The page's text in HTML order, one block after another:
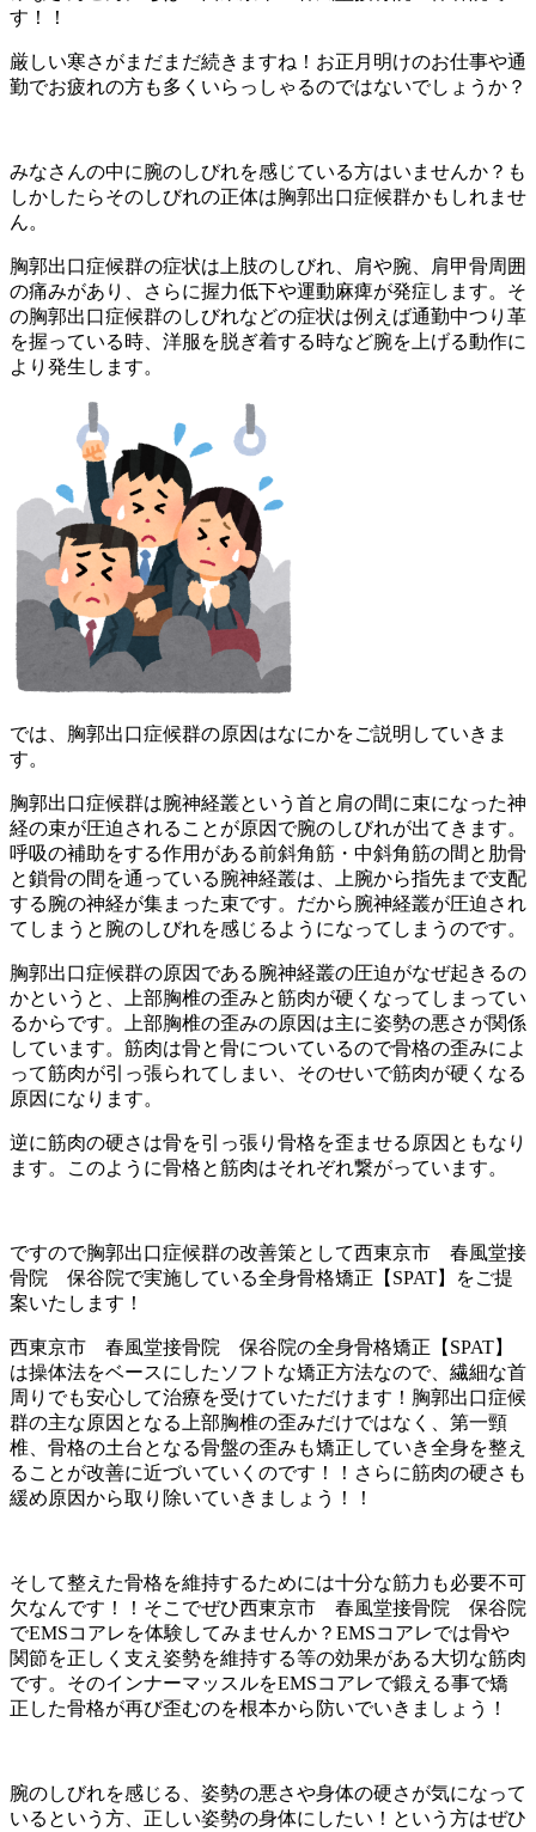
す！！
厳しい寒さがまだまだ続きますね！お正月明けのお仕事や通
勤でお疲れの方も多くいらっしゃるのではないでしょうか？
みなさんの中に腕のしびれを感じている方はいませんか？も
しかしたらそのしびれの正体は胸郭出口症候群かもしれませ
ん。
胸郭出口症候群の症状は上肢のしびれ、肩や腕、肩甲骨周囲
の痛みがあり、さらに握力低下や運動麻痺が発症します。そ
の胸郭出口症候群のしびれなどの症状は例えば通勤中つり革
を握っている時、洋服を脱ぎ着する時など腕を上げる動作に
より発生します。
では、胸郭出口症候群の原因はなにかをご説明していきま
す。
胸郭出口症候群は腕神経叢という首と肩の間に束になった神
経の束が圧迫されることが原因で腕のしびれが出てきます。
呼吸の補助をする作用がある前斜角筋・中斜角筋の間と肋骨
と鎖骨の間を通っている腕神経叢は、上腕から指先まで支配
する腕の神経が集まった束です。だから腕神経叢が圧迫され
てしまうと腕のしびれを感じるようになってしまうのです。
胸郭出口症候群の原因である腕神経叢の圧迫がなぜ起きるの
かというと、上部胸椎の歪みと筋肉が硬くなってしまってい
るからです。上部胸椎の歪みの原因は主に姿勢の悪さが関係
しています。筋肉は骨と骨についているので骨格の歪みによ
って筋肉が引っ張られてしまい、そのせいで筋肉が硬くなる
原因になります。
逆に筋肉の硬さは骨を引っ張り骨格を歪ませる原因ともなり
ます。このように骨格と筋肉はそれぞれ繋がっています。
ですので胸郭出口症候群の改善策として西東京市 春風堂接
骨院 保谷院で実施している全身骨格矯正【SPAT】をご提
案いたします！
西東京市 春風堂接骨院 保谷院の全身骨格矯正【SPAT】
は操体法をベースにしたソフトな矯正方法なので、繊細な首
周りでも安心して治療を受けていただけます！胸郭出口症候
群の主な原因となる上部胸椎の歪みだけではなく、第一頸
椎、骨格の土台となる骨盤の歪みも矯正していき全身を整え
ることが改善に近づいていくのです！！さらに筋肉の硬さも
緩め原因から取り除いていきましょう！！
そして整えた骨格を維持するためには十分な筋力も必要不可
欠なんです！！そこでぜひ西東京市 春風堂接骨院 保谷院
でEMSコアレを体験してみませんか？EMSコアレでは骨や
関節を正しく支え姿勢を維持する等の効果がある大切な筋肉
です。そのインナーマッスルをEMSコアレで鍛える事で矯
正した骨格が再び歪むのを根本から防いでいきましょう！
腕のしびれを感じる、姿勢の悪さや身体の硬さが気になって
いるという方、正しい姿勢の身体にしたい！という方はぜひ